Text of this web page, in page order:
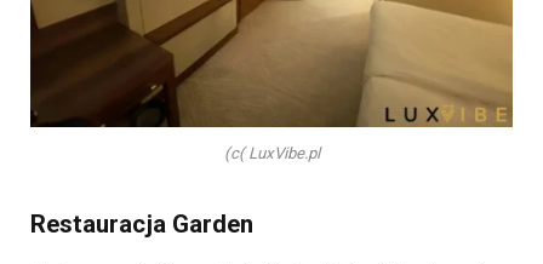
(c( LuxVibe.pl
Restauracja Garden